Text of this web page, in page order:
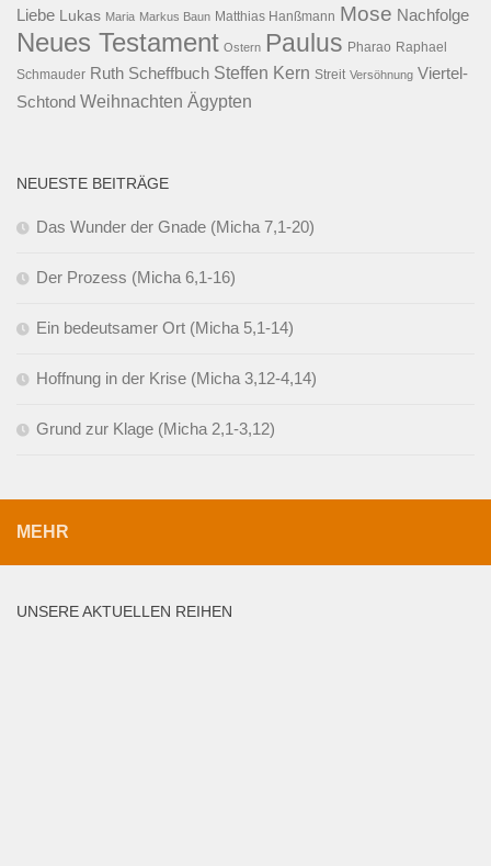
Liebe Lukas Maria Markus Baun Matthias Hanßmann Mose Nachfolge
Neues Testament Ostern Paulus Pharao Raphael
Schmauder Ruth Scheffbuch Steffen Kern Streit Versöhnung Viertel-
Schtond Weihnachten Ägypten
NEUESTE BEITRÄGE
Das Wunder der Gnade (Micha 7,1-20)
Der Prozess (Micha 6,1-16)
Ein bedeutsamer Ort (Micha 5,1-14)
Hoffnung in der Krise (Micha 3,12-4,14)
Grund zur Klage (Micha 2,1-3,12)
MEHR
UNSERE AKTUELLEN REIHEN